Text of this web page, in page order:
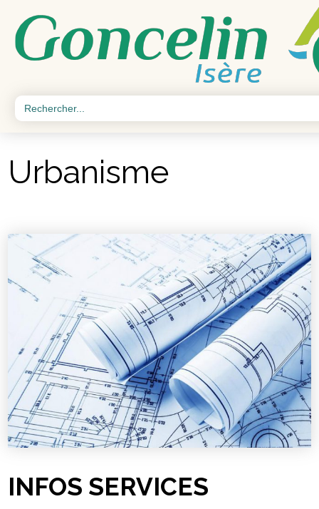
Search
for:
Urbanisme
INFOS SERVICES